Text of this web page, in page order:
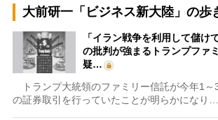
大前研一「ビジネス新大陸」の歩
「イラン戦争を利用して儲け
の批判が強まるトランプファ
疑…
トランプ大統領のファミリー信託が今年1～
の証券取引を行っていたことが明らかになり…